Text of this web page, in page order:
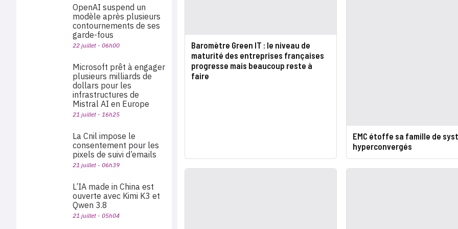
Baromètre Green IT : le niveau de
maturité des entreprises françaises
progresse mais beaucoup reste à
faire
EMC étoffe sa famille de
hyperconvergés
OpenAI suspend un
modèle après plusieurs
contournements de ses
garde-fous
22 juillet - 06h00
Microsoft prêt à engager
plusieurs milliards de
dollars pour les
infrastructures de
Mistral AI en Europe
21 juillet - 16h25
La Cnil impose le
consentement pour les
pixels de suivi d’emails
21 juillet - 06h39
L’IA made in China est
ouverte avec Kimi K3 et
Qwen 3.8
21 juillet - 05h04